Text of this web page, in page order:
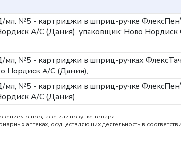
мл, №5 - картриджи в шприц-ручке ФлексПен
А/С (Дания), упаковщик: Ново
мл, №5 - картриджи в шприц-ручках ФлексТач
Нордиск А/С (Дания),
мл, №5 - картриджи в шприц-ручке ФлексПен
А/С (Дания),
о продаже или покупке товара.
аптеках, осуществляющих деятельность в